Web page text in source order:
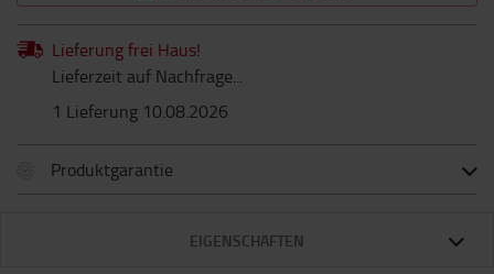
Lieferung frei Haus!
Lieferzeit auf Nachfrage...
1 Lieferung 10.08.2026
Produktgarantie
EIGENSCHAFTEN